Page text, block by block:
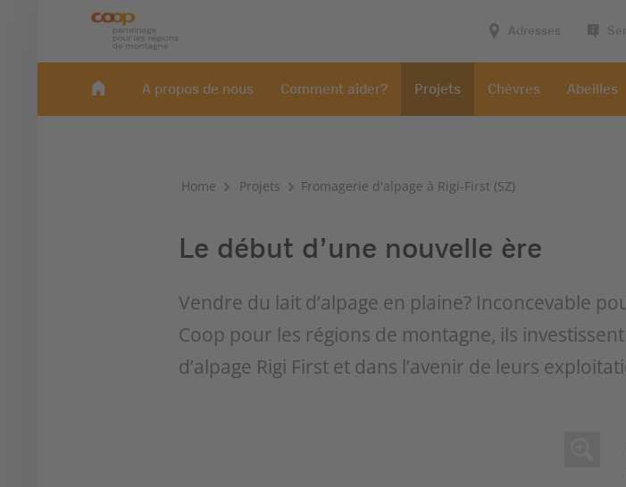
Adresses
A propos de nous Comment aider? Projets Chèvres Abeilles
Home Projets Fromagerie d'alpage à Rigi-First (SZ)
Le début d’une nouvelle ère
Vendre du lait d’alpage en plaine? Inconcevable
Coop pour les régions de montagne, ils
d’alpage Rigi First et dans l’avenir de leurs